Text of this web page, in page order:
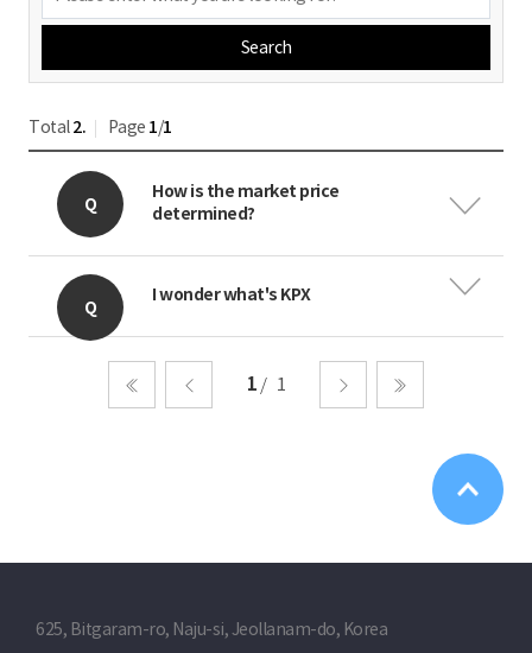
Search
Total2. Page 1/1
How is the market price
determined?
I wonder what's KPX
1 1
625, Bitgaram-ro, Naju-si, Jeollanam-do, Korea